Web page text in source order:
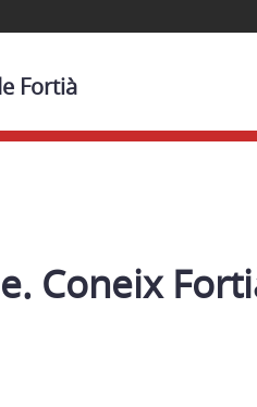
Fortià
Coneix